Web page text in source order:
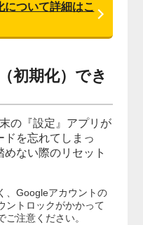
について詳細はこ
初期化）でき
の『設定』アプリが
ドを忘れてしまっ
ない際のリセット
、Googleアカウントの
ントロックがかかって
注意ください。